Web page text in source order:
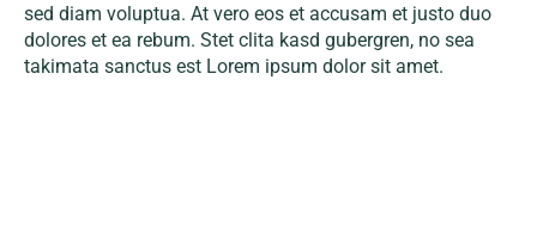
sed diam voluptua. At vero eos et accusam et justo duo
dolores et ea rebum. Stet clita kasd gubergren, no sea
takimata sanctus est Lorem ipsum dolor sit amet.